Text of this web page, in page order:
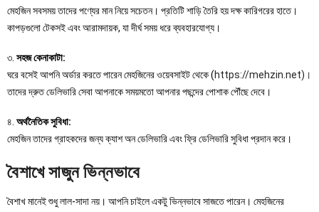
মেহজিন সবসময় তাদের পণ্যের মান নিয়ে সচেতন। প্রতিটি শাড়ি তৈরি হয় দক্ষ কারিগরের হাতে।
কাপড়গুলো টেকসই এবং আরামদায়ক, যা দীর্ঘ সময় ধরে ব্যবহারযোগ্য।
৩. সহজ কেনাকাটা:
ঘরে বসেই আপনি অর্ডার করতে পারেন মেহজিনের ওয়েবসাইট থেকে (https://mehzin.net)।
তাদের দ্রুত ডেলিভারি সেবা আপনাকে সময়মতো আপনার পছন্দের পোশাক পৌঁছে দেবে।
৪. অর্থনৈতিক সুবিধা:
মেহজিন তাদের গ্রাহকদের জন্য ক্যাশ অন ডেলিভারি এবং ফ্রি ডেলিভারি সুবিধা প্রদান করে।
বৈশাখে সাজুন ভিন্নভাবে
বৈশাখ মানেই শুধু লাল-সাদা নয়। আপনি চাইলে একটু ভিন্নভাবে সাজতে পারেন। মেহজিনের